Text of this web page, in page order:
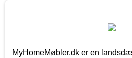
MyHomeMøbler.dk er en